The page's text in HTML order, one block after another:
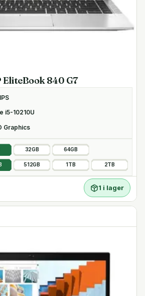
EliteBook 840 G7
i5-10210U
Graphics
32GB 64GB
512GB 1TB 2TB
1 i lager